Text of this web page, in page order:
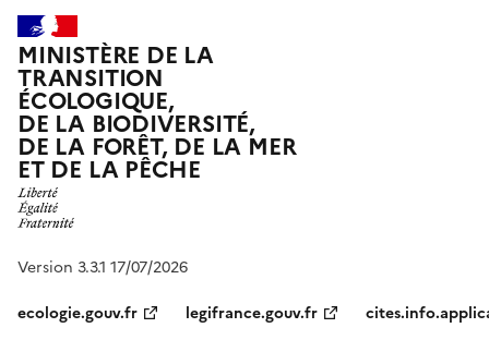
MINISTÈRE DE LA
TRANSITION
ÉCOLOGIQUE,
DE LA BIODIVERSITÉ,
DE LA FORÊT, DE LA MER
ET DE LA PÊCHE
Version 3.3.1 17/07/2026
ecologie.gouv.fr
legifrance.gouv.fr